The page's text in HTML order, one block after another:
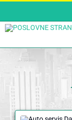
content